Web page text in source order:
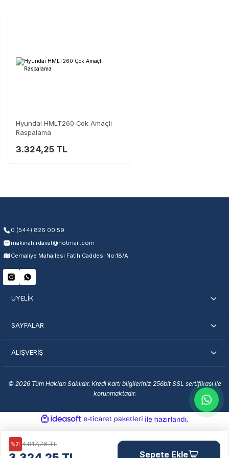
En Yakın Servisi Bulun
%31 4.817,76 TL
Sepete Ekle
Hyundai HMLT260 Çok Amaçli
Raspalama
3.324,25 TL
0 (544) 826 00 59
makinahirdavat@hotmail.com
Cemaliye Mahallesi Fatih Caddesi No:18/A
ÜYELİK
SAYFALAR
ALIŞVERİŞ
© 2026 Tüm Hakları Saklıdır. Kredi kartı bilgileriniz 256bit SSL sertifikası ile
korunmaktadır.
ideasoft
e-